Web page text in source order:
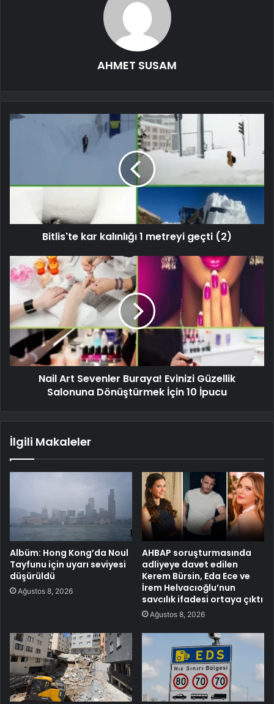
AHMET SUSAM
Bitlis'te kar kalınlığı 1 metreyi geçti (2)
Nail Art Sevenler Buraya! Evinizi Güzellik
Salonuna Dönüştürmek İçin 10 İpucu
İlgili Makaleler
Albüm: Hong Kong’da Noul
Tayfunu için uyarı seviyesi
düşürüldü
Ağustos 8, 2026
AHBAP soruşturmasında
adliyeye davet edilen
Kerem Bürsin, Eda Ece ve
İrem Helvacıoğlu’nun
savcılık ifadesi ortaya çıktı
Ağustos 8, 2026